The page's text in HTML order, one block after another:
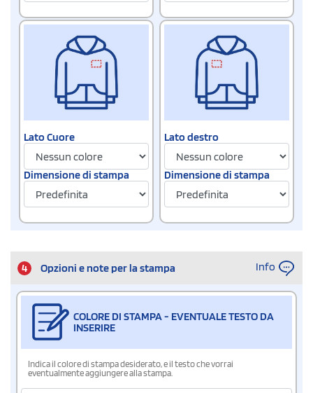
Lato Cuore
Dimensione di stampa
Lato destro
Dimensione di stampa
4 Opzioni e note per la stampa Info
COLORE DI STAMPA - EVENTUALE TESTO DA
INSERIRE
Indica il colore di stampa desiderato, e il testo che vorrai
eventualmente aggiungere alla stampa.